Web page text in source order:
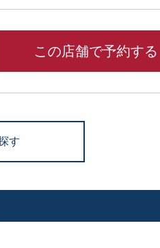
この店舗で予約する
す